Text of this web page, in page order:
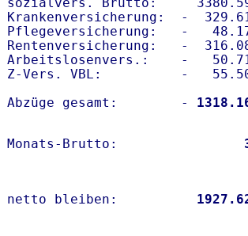
Krankenversicherung:  -
Pflegeversicherung:   -
Rentenversicherung:   -
Arbeitslosenvers.:    -
Z-Vers. VBL:          -
Abzüge gesamt:        -
Monats-Brutto:
netto bleiben: